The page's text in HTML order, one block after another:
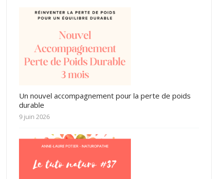
Un nouvel accompagnement pour la perte de poids
durable
9 juin 2026